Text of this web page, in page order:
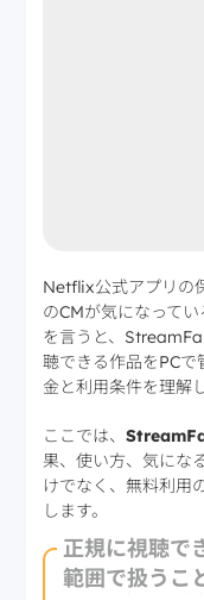
Netflix公式アプリの
のCMが気になって
を言うと、
聴できる作品をPC
金と利用条件を理解
ここでは、
果、使い方、気にな
けでなく、無料利用
します。
要点
公式機能との
金を順に確認
正規に視聴で
範囲で扱うこ
Netflix